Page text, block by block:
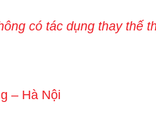
có tác dụng thay thế
– Hà Nội